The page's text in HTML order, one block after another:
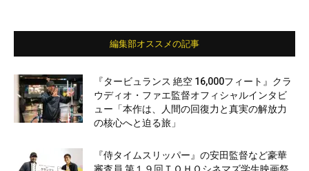
編集部オススメの記事
『タービュランス 絶空 16,000フィート』クラ
ウディオ・ファエ監督オフィシャルインタビ
ュー「本作は、人間の回復力と真実の解放力
の核心へと迫る旅」
『侍タイムスリッパー』の安田監督など豪華